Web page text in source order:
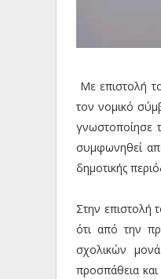
Με επιστολή
τον νομικό
γνωστοποίησε
συμφωνηθεί
δημοτικής
Στην επιστολή
ότι από την
σχολικών
προσπάθεια